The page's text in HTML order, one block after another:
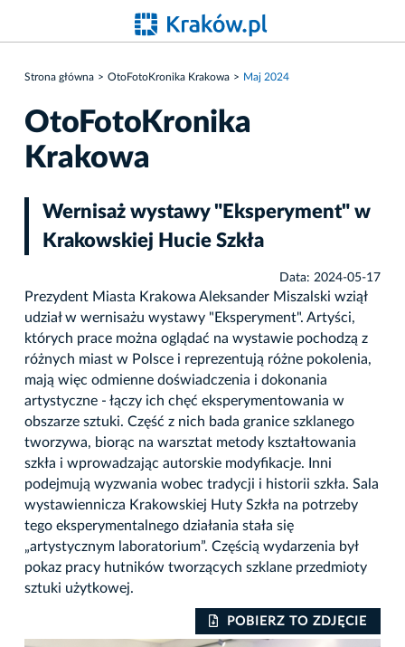
Strona główna OtoFotoKronika Krakowa Maj 2024
OtoFotoKronika
Krakowa
Wernisaż wystawy "Eksperyment" w
Krakowskiej Hucie Szkła
Data: 2024-05-17
Prezydent Miasta Krakowa Aleksander Miszalski wziął
udział w wernisażu wystawy "Eksperyment". Artyści,
których prace można oglądać na wystawie pochodzą z
różnych miast w Polsce i reprezentują różne pokolenia,
mają więc odmienne doświadczenia i dokonania
artystyczne - łączy ich chęć eksperymentowania w
obszarze sztuki. Część z nich bada granice szklanego
tworzywa, biorąc na warsztat metody kształtowania
szkła i wprowadzając autorskie modyfikacje. Inni
podejmują wyzwania wobec tradycji i historii szkła. Sala
wystawiennicza Krakowskiej Huty Szkła na potrzeby
tego eksperymentalnego działania stała się
„artystycznym laboratorium”. Częścią wydarzenia był
pokaz pracy hutników tworzących szklane przedmioty
sztuki użytkowej.
POBIERZ TO ZDJĘCIE